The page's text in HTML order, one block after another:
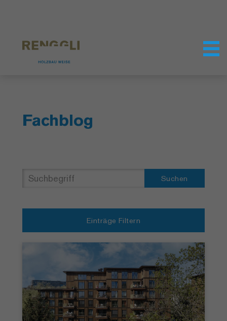
Fachblog
Suchen
Einträge Filtern